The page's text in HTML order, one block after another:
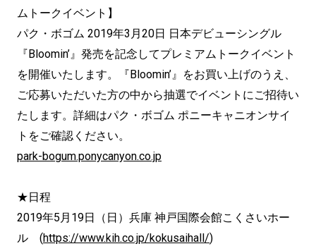
ムトークイベント】
パク・ボゴム 2019年3月20日 日本デビューシングル
『Bloomin’』発売を記念してプレミアムトークイベント
を開催いたします。『Bloomin’』をお買い上げのうえ、
ご応募いただいた方の中から抽選でイベントにご招待い
たします。詳細はパク・ボゴム ポニーキャニオンサイ
トをご確認ください。
park-bogum.ponycanyon.co.jp
★日程
2019年5月19日（日）兵庫 神戸国際会館こくさいホー
ル (https://www.kih.co.jp/kokusaihall/)